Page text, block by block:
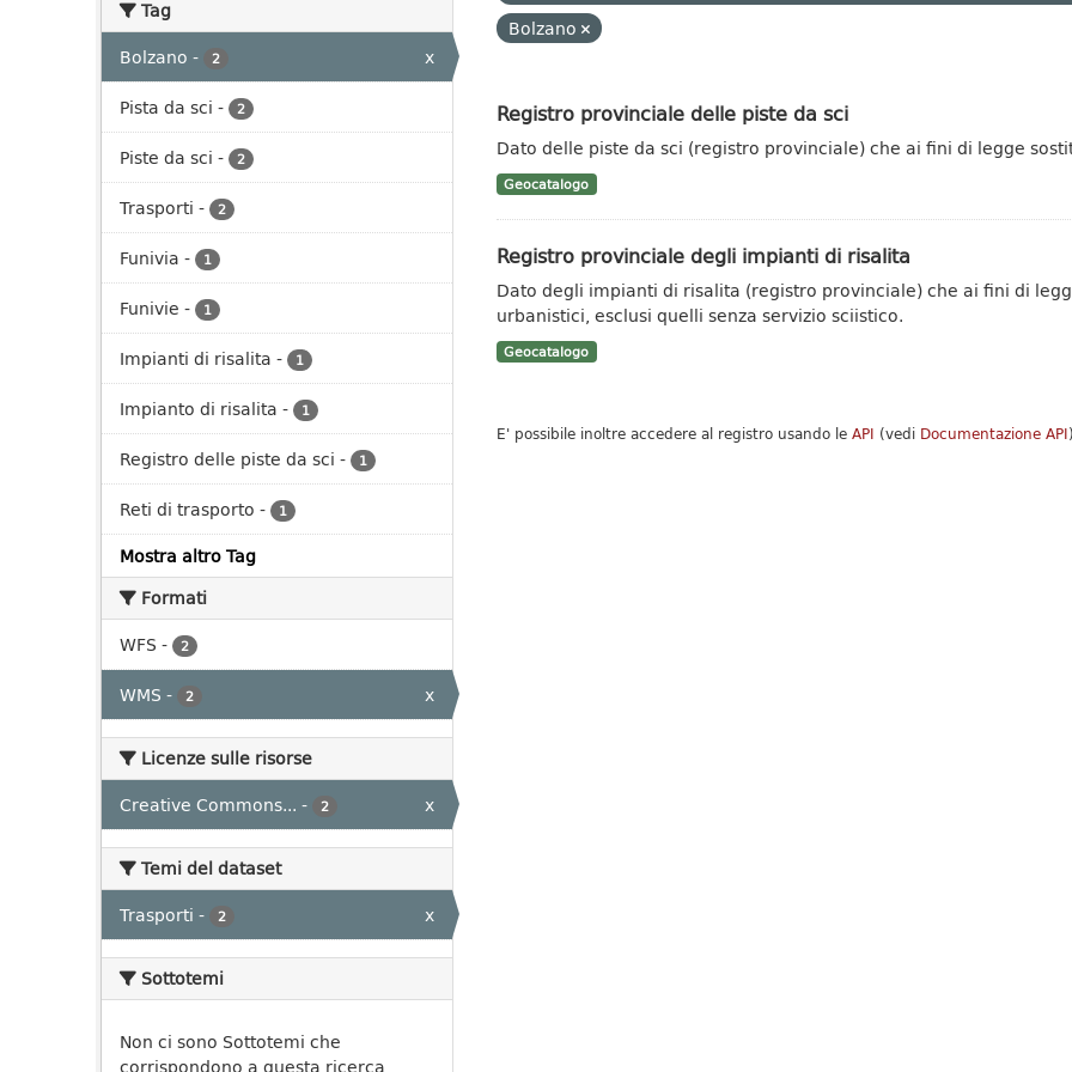
Tag
Bolzano - 2
x
Pista da sci - 2
Piste da sci - 2
Trasporti - 2
Funivia - 1
Funivie - 1
Impianti di risalita - 1
Impianto di risalita - 1
Registro delle piste da sci - 1
Reti di trasporto - 1
Mostra altro Tag
Formati
WFS - 2
WMS - 2 x
Licenze sulle risorse
Creative Commons... - 2 x
Temi del dataset
Trasporti - 2 x
Sottotemi
Non ci sono Sottotemi che
corrispondono a questa ricerca
Bolzano
Registro provinciale delle piste da sci
Dato delle piste da sci (registro provinciale) che ai fini di legge
Geocatalogo
Registro provinciale degli impianti di risalita
Dato degli impianti di risalita (registro provinciale) che ai fini di
urbanistici, esclusi quelli senza servizio sciistico.
Geocatalogo
E' possibile inoltre accedere al registro usando le API (vedi Documentazione API